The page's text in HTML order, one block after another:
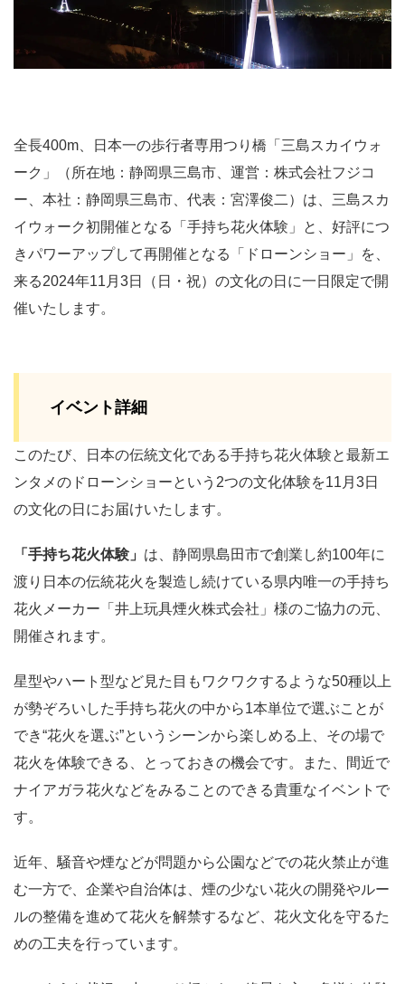
全長400m、日本一の歩行者専用つり橋「三島スカイウォ
ーク」（所在地：静岡県三島市、運営：株式会社フジコ
ー、本社：静岡県三島市、代表：宮澤俊二）は、三島スカ
イウォーク初開催となる「手持ち花火体験」と、好評につ
きパワーアップして再開催となる「ドローンショー」を、
来る2024年11月3日（日・祝）の文化の日に一日限定で開
催いたします。
イベント詳細
このたび、日本の伝統文化である手持ち花火体験と最新エ
ンタメのドローンショーという2つの文化体験を11月3日
の文化の日にお届けいたします。
「手持ち花火体験」 は、静岡県島田市で創業し約100年に
渡り日本の伝統花火を製造し続けている県内唯一の手持ち
花火メーカー「井上玩具煙火株式会社」様のご協力の元、
開催されます。
星型やハート型など見た目もワクワクするような50種以上
が勢ぞろいした手持ち花火の中から1本単位で選ぶことが
でき“花火を選ぶ”というシーンから楽しめる上、その場で
花火を体験できる、とっておきの機会です。また、間近で
ナイアガラ花火などをみることのできる貴重なイベントで
す。
近年、騒音や煙などが問題から公園などでの花火禁止が進
む一方で、企業や自治体は、煙の少ない花火の開発やルー
ルの整備を進めて花火を解禁するなど、花火文化を守るた
めの工夫を行っています。